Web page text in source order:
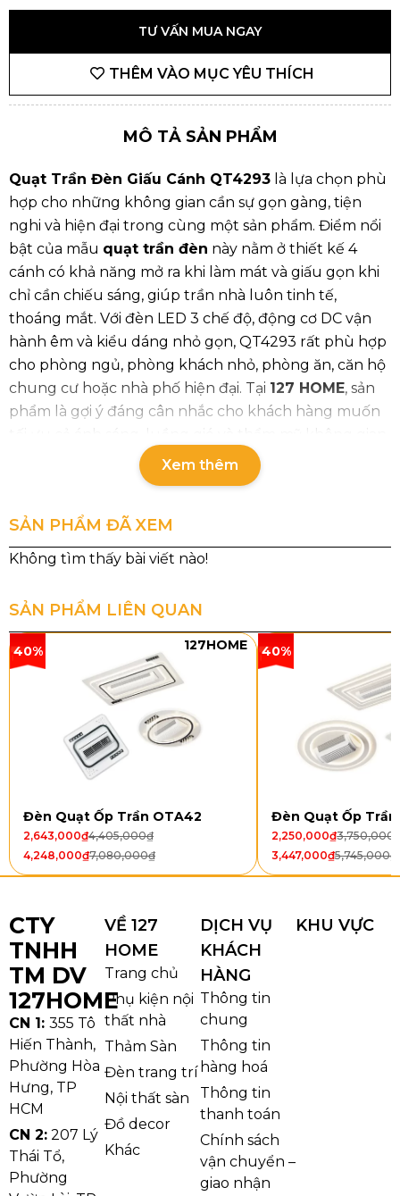
TƯ VẤN MUA NGAY
THÊM VÀO MỤC YÊU THÍCH
MÔ TẢ SẢN PHẨM
Quạt Trần Đèn Giấu Cánh QT4293 là lựa chọn phù
hợp cho những không gian cần sự gọn gàng, tiện
nghi và hiện đại trong cùng một sản phẩm. Điểm nổi
bật của mẫu quạt trần đèn này nằm ở thiết kế 4
cánh có khả năng mở ra khi làm mát và giấu gọn khi
chỉ cần chiếu sáng, giúp trần nhà luôn tinh tế,
thoáng mắt. Với đèn LED 3 chế độ, động cơ DC vận
hành êm và kiểu dáng nhỏ gọn, QT4293 rất phù hợp
cho phòng ngủ, phòng khách nhỏ, phòng ăn, căn hộ
chung cư hoặc nhà phố hiện đại. Tại 127 HOME, sản
phẩm là gợi ý đáng cân nhắc cho khách hàng muốn
tối ưu cả ánh sáng, luồng gió và thẩm mỹ không gian.
Thông số chi tiết Quạt Trần Đèn
Giấu Cánh QT4293
Quạt Trần Đèn Giấu Cánh QT4293 có một phiên bản
với các thông số cụ thể như sau:
Mã sản phẩm: QT4293
Số cánh quạt: 4 cánh
Chất liệu cánh: Nhựa ABS
Điều khiển: 3 tốc độ
Chiều quay: 2 chiều
Đèn: LED 3 chế độ, công suất 36W
Loại động cơ: Động cơ DC
Công suất quạt: 35W
Xem thêm
SẢN PHẨM ĐÃ XEM
SẢN PHẨM LIÊN QUAN
40% 127HOME
Đèn Quạt Ốp Trần OTA42
4,405,000₫
2,643,000₫
7,080,000₫
4,248,000₫
40%
Đèn Quạt Ốp
3,750,000
2,250,000₫
5,745,000₫
3,447,000₫
CTY
TNHH
TM DV
127HOME
CN 1: 355 Tô
Hiến Thành,
Phường Hòa
Hưng, TP
HCM
CN 2: 207 Lý
Thái Tổ,
Phường
VỀ 127
HOME
Trang chủ
Phụ kiện nội
thất nhà
Thảm Sàn
Đèn trang trí
Nội thất sàn
Đồ decor
Khác
DỊCH VỤ
KHÁCH
HÀNG
Thông tin
chung
Thông tin
hàng hoá
Thông tin
thanh toán
Chính sách
vận chuyển –
giao nhận
KHU VỰC